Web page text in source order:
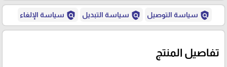
policy سياسة التوصيل policy سياسة التبديل policy سياسة الإلغاء
تفاصيل المنتج